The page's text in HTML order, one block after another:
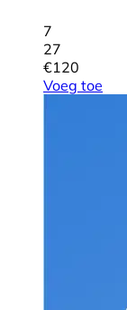
7
27
€120
Voeg toe